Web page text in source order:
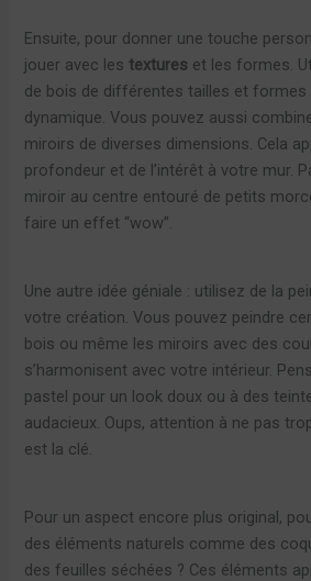
Ensuite, pour donner une touche
jouer avec lestextures et les formes.
de bois de différentes tailles et
dynamique. Vous pouvez aussi
miroirs de diverses dimensions. Cela
profondeur et de l’intérêt à votre mur.
miroir au centre entouré de petits
faire un effet “wow”.
Une autre idée géniale : utilisez de la
votre création. Vous pouvez peindre
bois ou même les miroirs avec des
s’harmonisent avec votre intérieur.
pastel pour un look doux ou à des
audacieux. Oups, attention à ne pas
est la clé.
Pour un aspect encore plus original,
des éléments naturels comme des
des feuilles séchées ? Ces éléments